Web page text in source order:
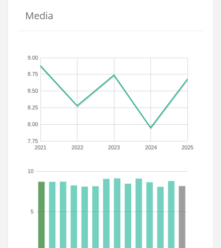
Media
2021 2022 2023 2024 2025
7.75
8.00
8.25
8.50
8.75
9.00
5
10